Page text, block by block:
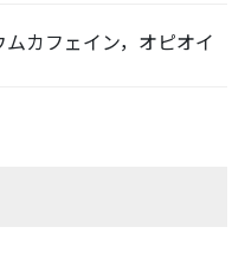
ムカフェイン，オピオイ